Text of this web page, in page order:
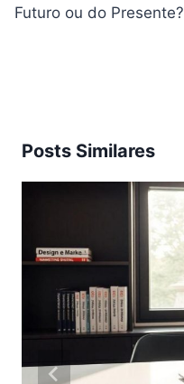
Futuro ou do Presente?
Posts Similares